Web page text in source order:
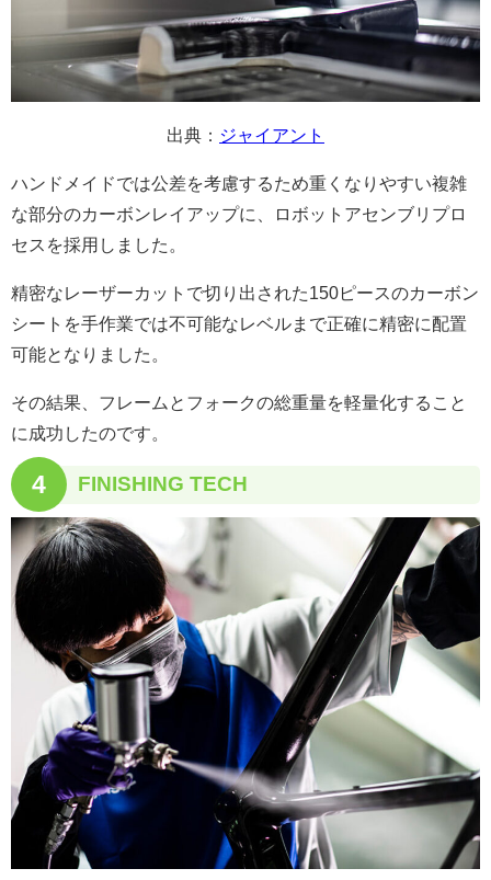
出典： ジャイアント
ハンドメイドでは公差を考慮するため重くなりやすい複雑
な部分のカーボンレイアップに、ロボットアセンブリプロ
セスを採用しました。
精密なレーザーカットで切り出された150ピースのカーボン
シートを手作業では不可能なレベルまで正確に精密に配置
可能となりました。
その結果、フレームとフォークの総重量を軽量化すること
に成功したのです。
4 FINISHING TECH